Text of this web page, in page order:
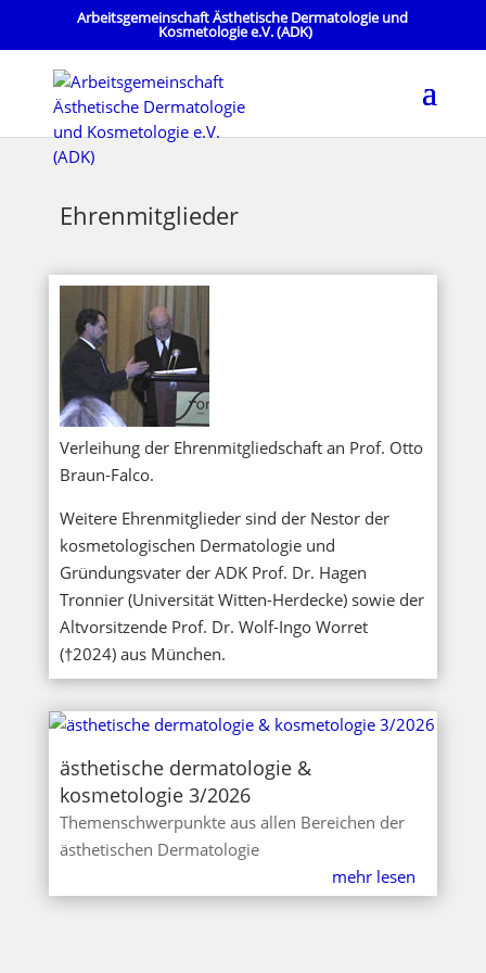
Arbeitsgemeinschaft Ästhetische Dermatologie und
Kosmetologie e.V. (ADK)
Ehrenmitglieder
Verleihung der Ehrenmitgliedschaft an Prof. Otto
Braun-Falco.
Weitere Ehrenmitglieder sind der Nestor der
kosmetologischen Dermatologie und
Gründungsvater der ADK Prof. Dr. Hagen
Tronnier (Universität Witten-Herdecke) sowie der
Altvorsitzende Prof. Dr. Wolf-Ingo Worret
(†2024) aus München.
ästhetische dermatologie &
kosmetologie 3/2026
Themenschwerpunkte aus allen Bereichen der
ästhetischen Dermatologie
mehr lesen